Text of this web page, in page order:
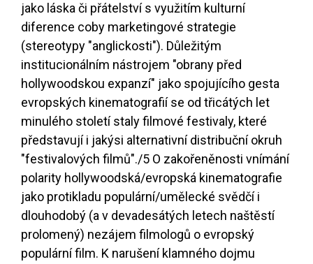
jako láska či přátelství s využitím kulturní
diference coby marketingové strategie
(stereotypy "anglickosti"). Důležitým
institucionálním nástrojem "obrany před
hollywoodskou expanzí" jako spojujícího gesta
evropských kinematografií se od třicátých let
minulého století staly filmové festivaly, které
představují i jakýsi alternativní distribuční okruh
"festivalových filmů"./5 O zakořeněnosti vnímání
polarity hollywoodská/evropská kinematografie
jako protikladu populární/umělecké svědčí i
dlouhodobý (a v devadesátých letech naštěstí
prolomený) nezájem filmologů o evropský
populární film. K narušení klamného dojmu